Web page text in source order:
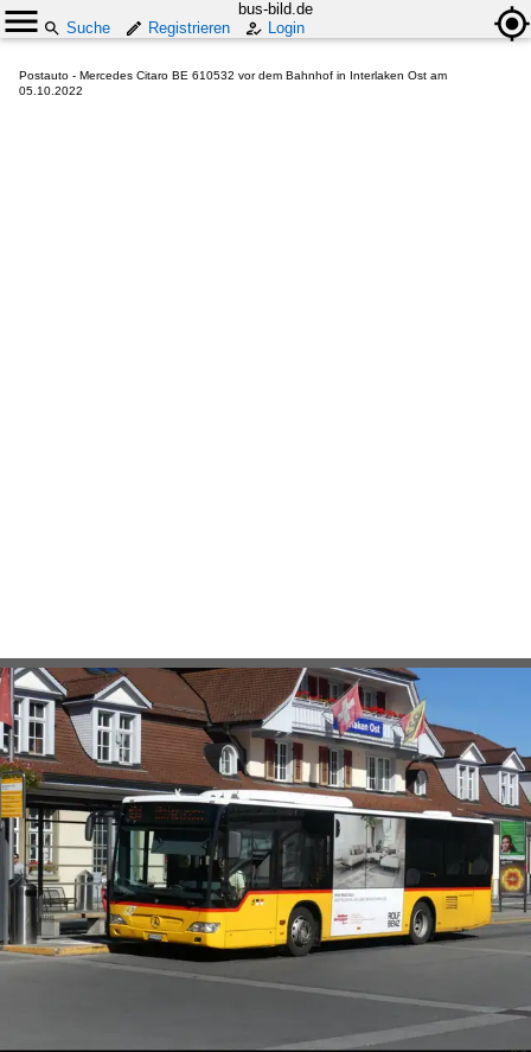
bus-bild.de
Suche
Registrieren Login
Postauto - Mercedes Citaro BE 610532 vor dem Bahnhof in Interlaken Ost am
05.10.2022